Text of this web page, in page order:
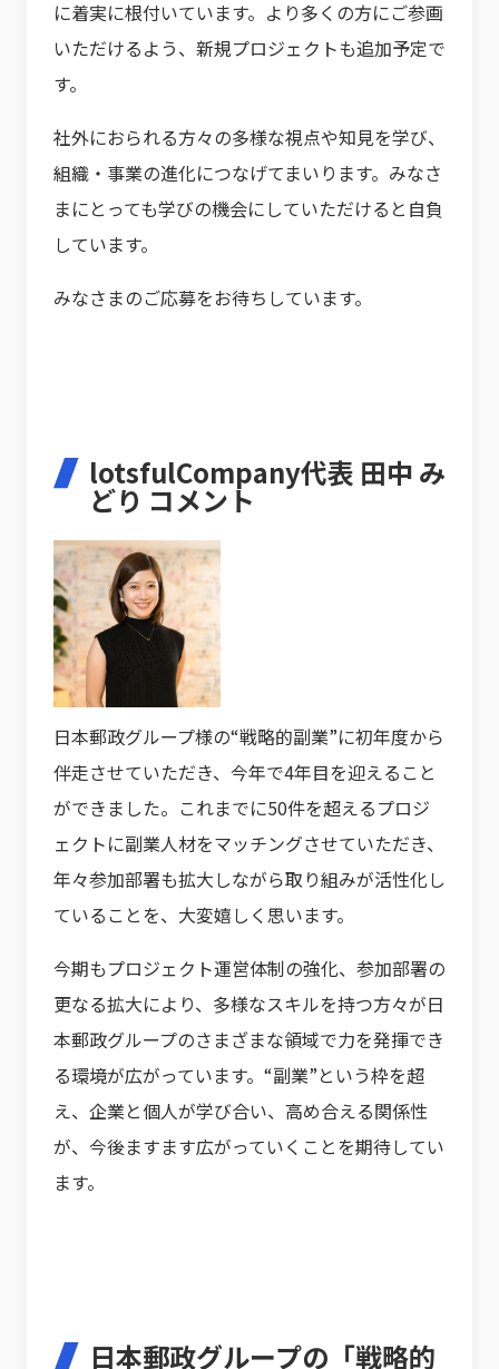
に着実に根付いています。より多くの方にご参画
いただけるよう、新規プロジェクトも追加予定で
す。
社外におられる方々の多様な視点や知見を学び、
組織・事業の進化につなげてまいります。みなさ
まにとっても学びの機会にしていただけると自負
しています。
みなさまのご応募をお待ちしています。
lotsfulCompany代表 田中 み
どり コメント
日本郵政グループ様の“戦略的副業”に初年度から
伴走させていただき、今年で4年目を迎えること
ができました。これまでに50件を超えるプロジ
ェクトに副業人材をマッチングさせていただき、
年々参加部署も拡大しながら取り組みが活性化し
ていることを、大変嬉しく思います。
今期もプロジェクト運営体制の強化、参加部署の
更なる拡大により、多様なスキルを持つ方々が日
本郵政グループのさまざまな領域で力を発揮でき
る環境が広がっています。“副業”という枠を超
え、企業と個人が学び合い、高め合える関係性
が、今後ますます広がっていくことを期待してい
ます。
日本郵政グループの「戦略的